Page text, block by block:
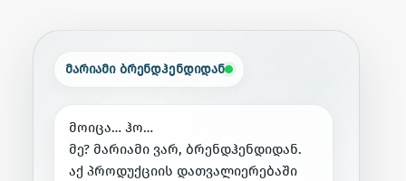
მარიამი ბრენდჰენდიდან
მოიცა… ჰო…
მე? მარიამი ვარ, ბრენდჰენდიდან.
აქ პროდუქციის დათვალიერებაში